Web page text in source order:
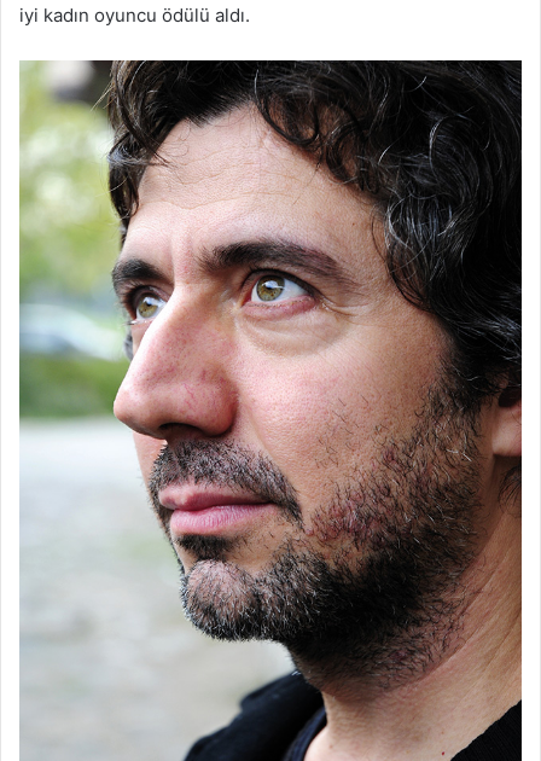
iyi kadın oyuncu ödülü aldı.